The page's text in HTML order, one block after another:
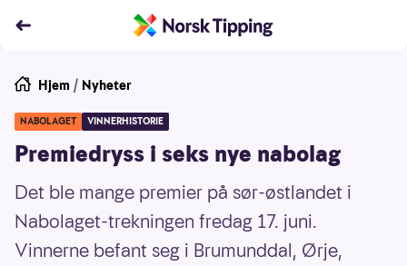
Hjem / Nyheter
NABOLAGET VINNERHISTORIE
Premiedryss i seks nye nabolag
Det ble mange premier på sør-østlandet i
Nabolaget-trekningen fredag 17. juni.
Vinnerne befant seg i Brumunddal, Ørje,